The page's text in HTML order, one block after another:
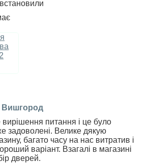
встановили
Вишгород
вирішення питання і це було
задоволені. Велике дякую
багато часу на нас витратив і
варіант. Взагалі в магазині
дверей.